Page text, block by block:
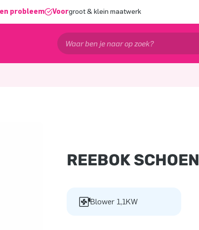
probleem Voorgroot & klein maatwerk
REEBOK SCHOEN
Blower 1,1KW